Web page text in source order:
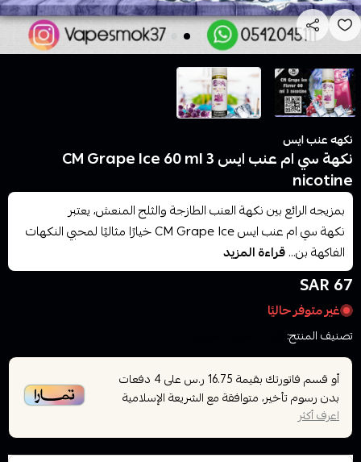
نكهه عنب ايس
نكهة سي ام عنب ايس CM Grape Ice 60 ml 3
nicotine
بمزيجه الرائع بين نكهة العنب الطازجة والثلج المنعش، يعتبر
نكهة سي ام عنب ايس CM Grape Ice خيارًا مثاليًا لمحبي النكهات
الفاكهة بن...قراءة المزيد
67 SAR
غير متوفر حاليًا
تصنيف المنتج:
أو قسم فاتورتك بقيمة 16.75 ر.س على4 دفعات
بدون رسوم تأخير، متوافقة مع الشريعة الإسلامية
اعرف أكثر